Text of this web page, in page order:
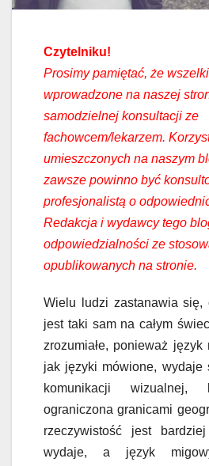
Czytelniku!
Prosimy pamiętać, że
wprowadzone na naszej
samodzielnej konsultacji ze
fachowcem/lekarzem.
umieszczonych na naszym
zawsze powinno być
profesjonalistą o
Redakcja i wydawcy tego
odpowiedzialności ze
opublikowanych na stronie.
Wielu ludzi zastanawia się,
jest taki sam na całym
zrozumiałe, ponieważ język
jak języki mówione, wydaje
komunikacji
ograniczona granicami
rzeczywistość jest
wydaje, a język